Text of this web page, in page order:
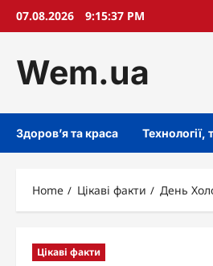
Skip07.08.2026 9:15:38 PM
Wem.ua
Здоров’я та краса Технології,
Home Цікаві факти День
Цікаві факти